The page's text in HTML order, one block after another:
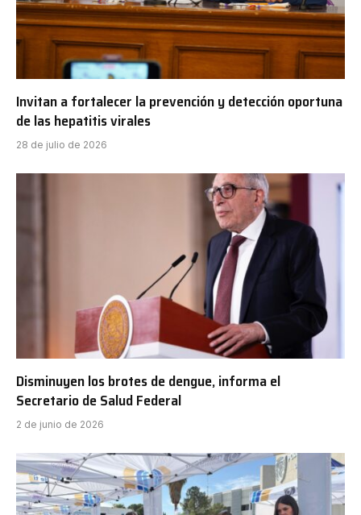
Invitan a fortalecer la prevención y detección oportuna
de las hepatitis virales
28 de julio de 2026
Disminuyen los brotes de dengue, informa el
Secretario de Salud Federal
2 de junio de 2026